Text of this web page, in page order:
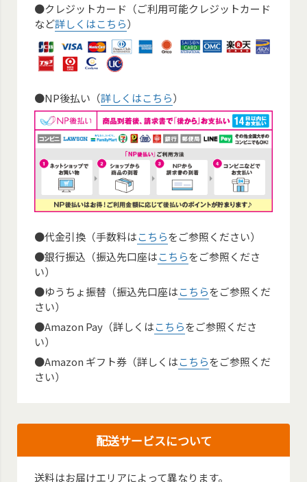
●クレジットカード（ご利用可能クレジットカード
など詳しくはこちら）
●NP後払い（詳しくはこちら）
●代金引換（手数料はこちらをご参照ください）
●銀行振込（振込先口座はこちらをご参照くださ
い）
●ゆうちょ振替（振込先口座はこちらをご参照くだ
さい）
●Amazon Pay（詳しくはこちらをご参照くださ
い）
●Amazon ギフト券（詳しくはこちらをご参照くだ
さい）
配送サービスについて
送料はお届けエリアによって異なります。